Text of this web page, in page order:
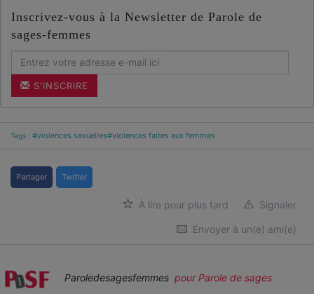
Inscrivez-vous à la Newsletter de Parole de
sages-femmes
S'INSCRIRE
Tags : #violences sexuelles#violences faites aux femmes
Partager Twitter
Signaler
À lire pour plus tard
Envoyer à un(e) ami(e)
Paroledesagesfemmes pour Parole de sages